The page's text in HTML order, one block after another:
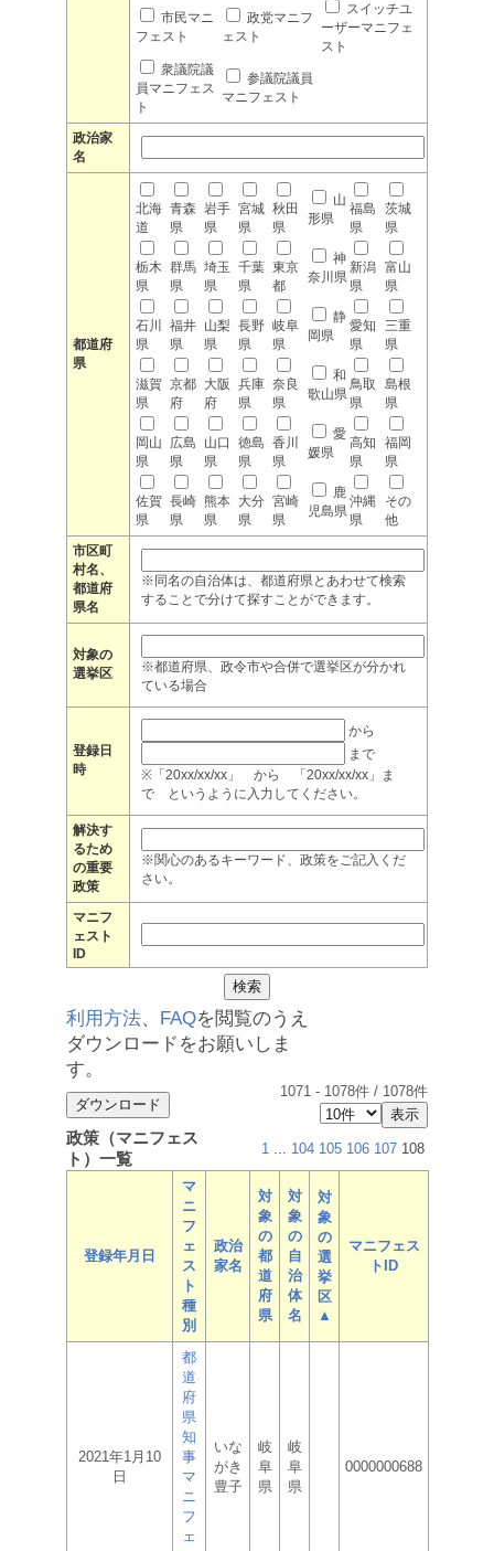
市民マニ
フェスト
政党マニフ
ェスト
スイッチユ
ーザーマニフェ
スト
衆議院議
員マニフェス
ト
参議院議員
マニフェスト
政治家
名
都道府
県
北海
道
青森
県
岩手
県
宮城
県
秋田
県
山
形県
福島
県
茨城
県
栃木
県
群馬
県
埼玉
県
千葉
県
東京
都
神
奈川県
新潟
県
富山
県
石川
県
福井
県
山梨
県
長野
県
岐阜
県
静
岡県
愛知
県
三重
県
滋賀
県
京都
府
大阪
府
兵庫
県
奈良
県
和
歌山県
鳥取
県
島根
県
岡山
県
広島
県
山口
県
徳島
県
香川
県
愛
媛県
高知
県
福岡
県
佐賀
県
長崎
県
熊本
県
大分
県
宮崎
県
鹿
児島県
沖縄
県
その
他
市区町
村名、
都道府
県名
※同名の自治体は、都道府県とあわせて検索
することで分けて探すことができます。
対象の
選挙区
※都道府県、政令市や合併で選挙区が分かれ
ている場合
登録日
時
から
まで
※「20xx/xx/xx」 から 「20xx/xx/xx」ま
で というように入力してください。
解決す
るため
の重要
政策
※関心のあるキーワード、政策をご記入くだ
さい。
マニフ
ェスト
ID
利用方法、 FAQを閲覧のうえ
ダウンロードをお願いしま
す。
1071 - 1078件 / 1078件
政策（マニフェス
ト）一覧
1 ... 104 105 106 107 108
登録年月日
マ
ニ
フ
ェ
ス
ト
種
別
政治
家名
対
象
の
都
道
府
県
対
象
の
自
治
体
名
対
象
の
選
挙
区
▲
マニフェス
トID
2021年1月10
日
都
道
府
県
知
事
マ
ニ
フ
ェ
いな
がき
豊子
岐
阜
県
岐
阜
県
0000000688